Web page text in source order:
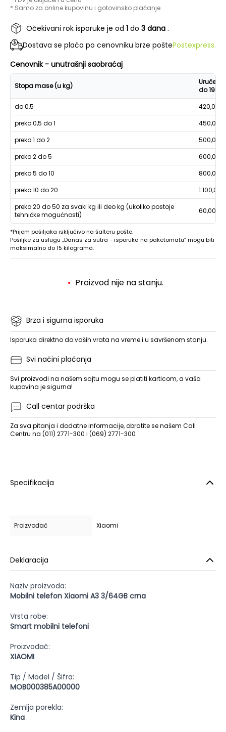
* Samo za online kupovinu i gotovinsko plaćanje
Očekivani rok isporuke je od 1 do 3 dana .
Dostava se plaća po cenovniku brze poštePostexpress.
Cenovnik - unutrašnji saobraćaj
Stopa mase (u kg)
Uručenje
do 19h
do 0,5
420,00
preko 0,5 do 1
450,00
preko 1 do 2
500,00
preko 2 do 5
600,00
preko 5 do 10
800,00
preko 10 do 20
1.100,00
preko 20 do 50 za svaki kg ili deo kg (ukoliko postoje
tehničke mogućnosti)
60,00
*Prijem pošiljaka isključivo na šalteru pošte.
Pošiljke za uslugu „Danas za sutra - isporuka na paketomatu“ mogu biti
maksimalno do 15 kilograma.
Proizvod nije na stanju.
Brza i sigurna isporuka
Isporuka direktno do vaših vrata na vreme i u savršenom stanju.
Svi načini plaćanja
Svi proizvodi na našem sajtu mogu se platiti karticom, a vaša
kupovina je sigurna!
Call centar podrška
Za sva pitanja i dodatne informacije, obratite se našem Call
Centru na (011) 2771-300 i (069) 2771-300
Specifikacija
Proizvođač Xiaomi
Deklaracija
Naziv proizvoda:
Mobilni telefon Xiaomi A3 3/64GB crna
Vrsta robe:
Smart mobilni telefoni
Proizvođač:
XIAOMI
Tip / Model / Šifra:
MOB000385A00000
Zemlja porekla:
Kina